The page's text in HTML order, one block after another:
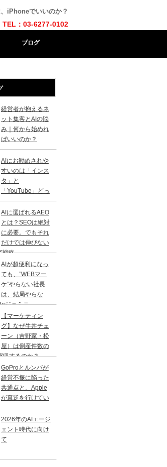
iPhoneでいいのか？
TEL：03-6277-0102
ブログ
経営者が抱えるネ
ット集客とAIの悩
み｜何から始めれ
ばいいのか？
AIにお勧めされや
すいのは「インス
タ」と
「YouTube」どっ
AIに選ばれるAEO
とは？SEOは絶対
に必要。でもそれ
だけでは伸びない
戦略
AIが超便利になっ
ても、”WEBマー
ケ”やらない社長
は、結局やらな
ジェミニ
【マーケティン
グ】なぜ牛丼チェ
ーン（吉野家・松
屋）は倒産件数の
収するのか？
GoProとルンバが
経営不振に陥った
共通点と、Apple
が真逆を行けてい
2026年のAIエージ
ェント時代に向け
て